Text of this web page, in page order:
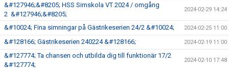
&#127946;&#8205; HSS Simskola VT 2024 / omgång
2 &#127946;&#8205;
2024-02-29 14:24
&#10024; Fina simningar på Gästrikeserien 24/2 &#10024; 2024-02-25 11:00
&#128166; Gästrikeserien 240224 &#128166; 2024-02-19 11:00
&#127774; Ta chansen och utbilda dig till funktionär 17/2
&#127774;
2024-02-10 17:48